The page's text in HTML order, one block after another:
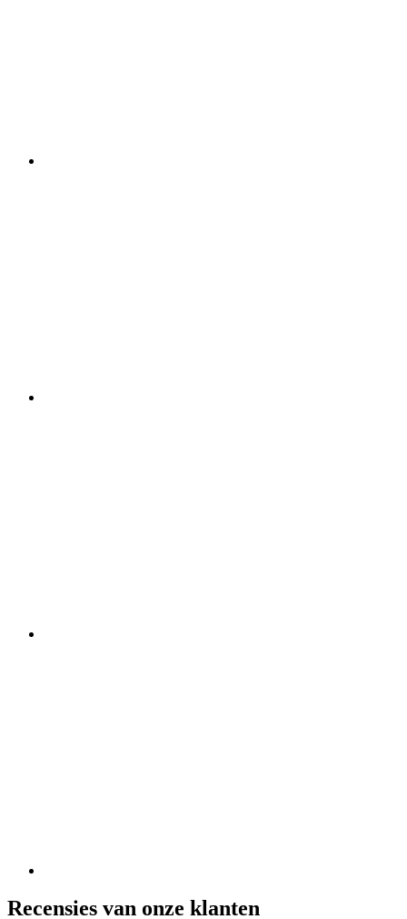
Recensies van onze klanten